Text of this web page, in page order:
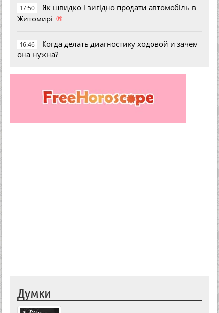
17:50
Як швидко і вигідно продати автомобіль в
Житомирі ®
16:46
Когда делать диагностику ходовой и зачем
она нужна?
Думки